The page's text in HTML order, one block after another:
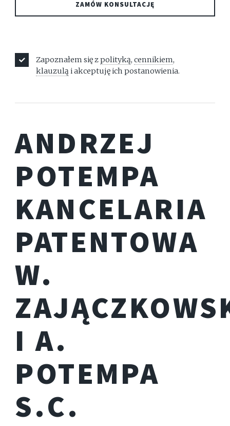
Zapoznałem się zpolityką,cennikiem,
klauzuląi akceptuję ich postanowienia.
ANDRZEJ
POTEMPA
KANCELARIA
PATENTOWA
W.
I A.
POTEMPA
S.C.